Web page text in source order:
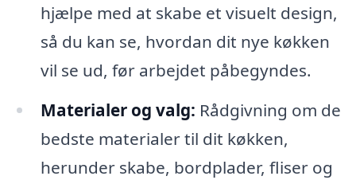
hjælpe med at skabe et visuelt design,
så du kan se, hvordan dit nye køkken
vil se ud, før arbejdet påbegyndes.
Materialer og valg: Rådgivning om de
bedste materialer til dit køkken,
herunder skabe, bordplader, fliser og